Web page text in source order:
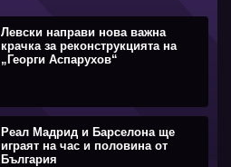
Левски направи нова важна
крачка за реконструкцията на
„Георги Аспарухов“
Реал Мадрид и Барселона ще
играят на час и половина от
България